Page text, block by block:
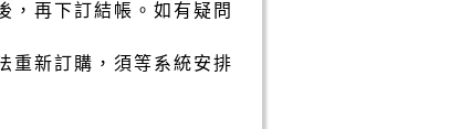
，再下訂結帳。如有疑問
重新訂購，須等系統安排